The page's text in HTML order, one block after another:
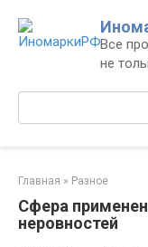
контенту
Все
не
Поиск:
Главная » Разное
Сфера
неровностей